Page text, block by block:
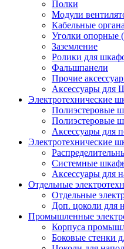
Полки
Модули
Кабельные
Уголки опорные
Заземление
Ролики для
Фальшпанели
Прочие
Аксессуары для
Электротехнические
Полиэстеровые
Полиэстеровые
Аксессуары для
Электротехнические
Системные
Аксессуары для
Отдельные
Отдельные
Доп. цоколи для
Промышленные
Корпуса
Боковые стенки